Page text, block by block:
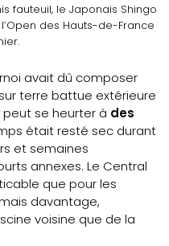
fauteuil, le Japonais Shingo
des Hauts-de-France
avait dû composer
terre battue extérieure
se heurter à des
était resté sec durant
et semaines
annexes. Le Central
que pour les
davantage,
voisine que de la